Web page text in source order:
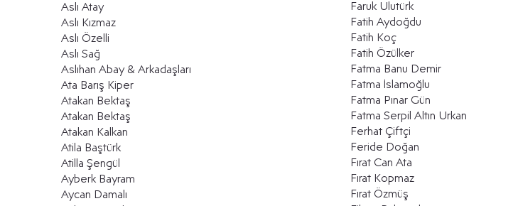
Faruk Ulutürk
Fatih Aydoğdu
Fatih Koç
Fatih Özülker
Fatma Banu Demir
Fatma İslamoğlu
Fatma Pınar Gün
Fatma Serpil Altın Urkan
Ferhat Çiftçi
Feride Doğan
Fırat Can Ata
Fırat Kopmaz
Fırat Özmüş
Aslı Atay
Aslı Kızmaz
Aslı Özelli
Aslı Sağ
Aslıhan Abay & Arkadaşları
Ata Barış Kiper
Atakan Bektaş
Atakan Bektaş
Atakan Kalkan
Atila Baştürk
Atilla Şengül
Ayberk Bayram
Aycan Damalı